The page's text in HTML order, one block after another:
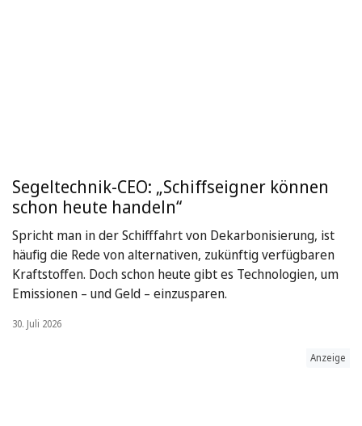
Segeltechnik-CEO: „Schiffseigner können
schon heute handeln“
Spricht man in der Schifffahrt von Dekarbonisierung, ist
häufig die Rede von alternativen, zukünftig verfügbaren
Kraftstoffen. Doch schon heute gibt es Technologien, um
Emissionen – und Geld – einzusparen.
30. Juli 2026
Anzeige